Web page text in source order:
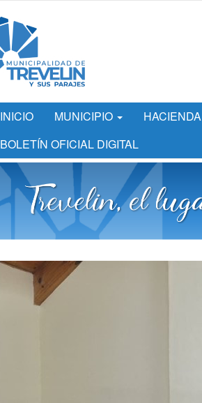
INICIO MUNICIPIO HACIENDA
BOLETÍN OFICIAL DIGITAL